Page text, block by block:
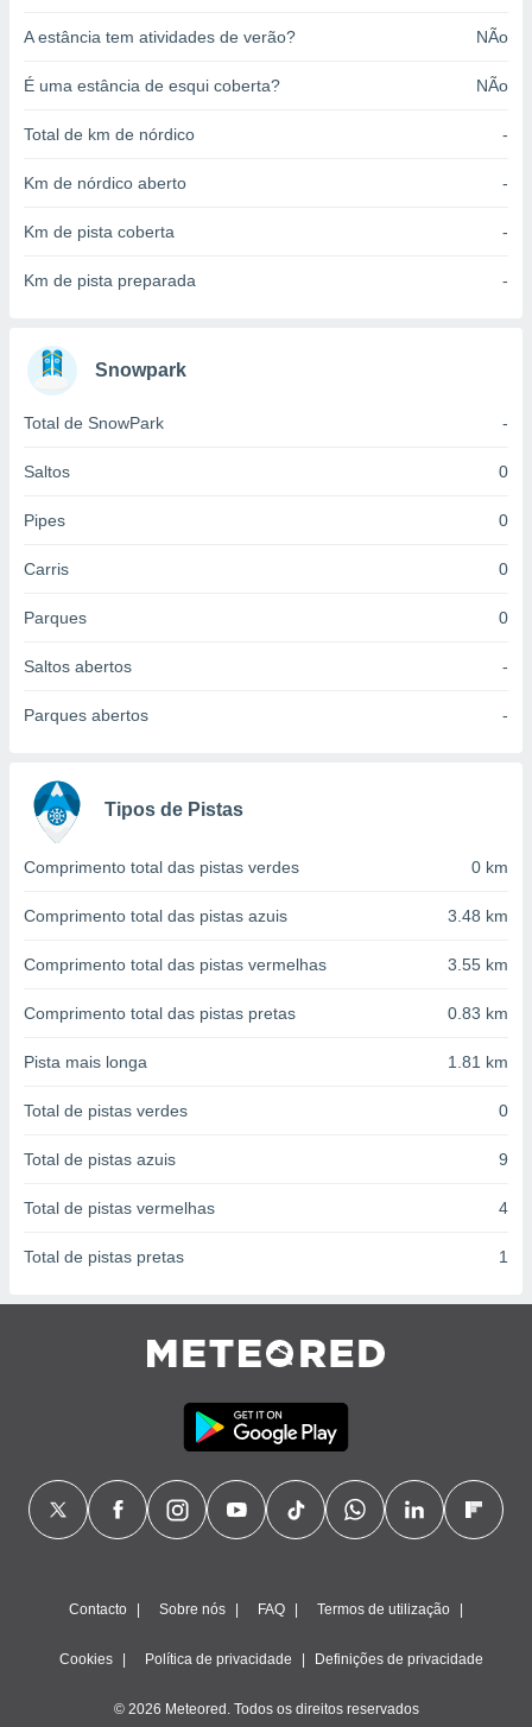
ou aceder
utilizar
medir
da
medir o
fontes,
dados
estudos
de
A estância tem atividades de verão? NÃo
É uma estância de esqui coberta? NÃo
Total de km de nórdico -
Km de nórdico aberto -
Km de pista coberta -
Km de pista preparada -
Snowpark
Total de SnowPark -
Saltos 0
Pipes 0
Carris 0
Parques 0
Saltos abertos -
Parques abertos -
Tipos de Pistas
Comprimento total das pistas verdes 0 km
Comprimento total das pistas azuis 3.48 km
Comprimento total das pistas vermelhas 3.55 km
Comprimento total das pistas pretas 0.83 km
Pista mais longa 1.81 km
Total de pistas verdes 0
Total de pistas azuis 9
Total de pistas vermelhas 4
Total de pistas pretas 1
Contacto Sobre nós FAQ Termos de utilização
Cookies Política de privacidade Definições de privacidade
© 2026 Meteored. Todos os direitos reservados